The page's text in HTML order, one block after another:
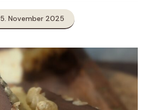
5. November 2025